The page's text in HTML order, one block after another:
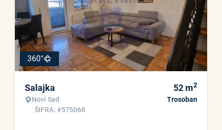
360°
Salajka
Novi Sad
ŠIFRA: #575068
52 m2
Trosoban